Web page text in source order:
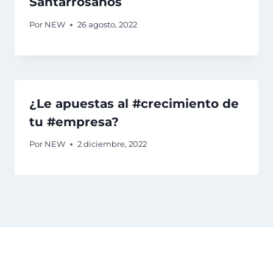
Por NEW 26 agosto, 2022
¿Le apuestas al #crecimiento de
tu #empresa?
Por NEW 2 diciembre, 2022